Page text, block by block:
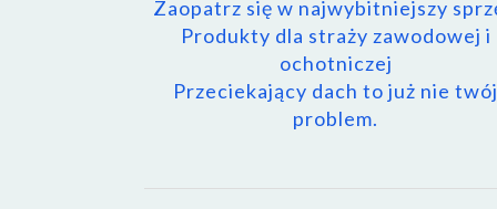
Zaopatrz się w najwybitniejszy
Produkty dla straży zawodowej i
ochotniczej
Przeciekający dach to już nie twój
problem.